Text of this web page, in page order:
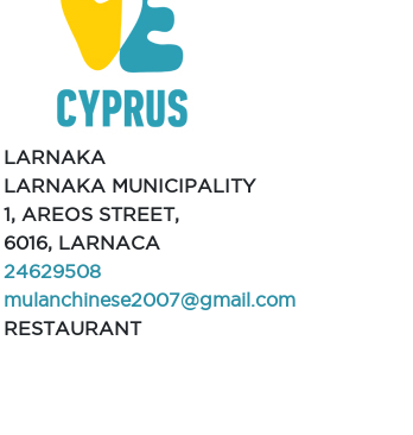
LARNAKA
LARNAKA MUNICIPALITY
1, AREOS STREET,
6016, LARNACA
24629508
mulanchinese2007@gmail.com
RESTAURANT